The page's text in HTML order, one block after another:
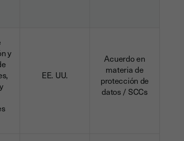
y
EE. UU.
Acuerdo en
materia de
protección de
datos / SCCs